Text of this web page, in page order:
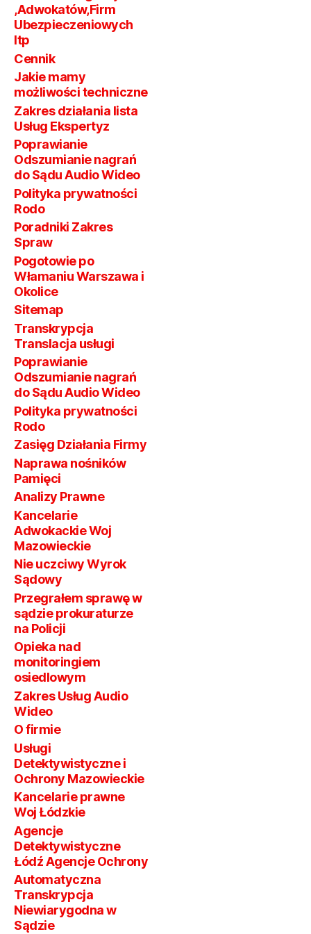
,Adwokatów,Firm
Ubezpieczeniowych
Itp
Cennik
Jakie mamy
możliwości techniczne
Zakres działania lista
Usług Ekspertyz
Poprawianie
Odszumianie nagrań
do Sądu Audio Wideo
Polityka prywatności
Rodo
Poradniki Zakres
Spraw
Pogotowie po
Włamaniu Warszawa i
Okolice
Sitemap
Transkrypcja
Translacja usługi
Poprawianie
Odszumianie nagrań
do Sądu Audio Wideo
Polityka prywatności
Rodo
Zasięg Działania Firmy
Naprawa nośników
Pamięci
Analizy Prawne
Kancelarie
Adwokackie Woj
Mazowieckie
Nie uczciwy Wyrok
Sądowy
Przegrałem sprawę w
sądzie prokuraturze
na Policji
Opieka nad
monitoringiem
osiedlowym
Zakres Usług Audio
Wideo
O firmie
Usługi
Detektywistyczne i
Ochrony Mazowieckie
Kancelarie prawne
Woj Łódzkie
Agencje
Detektywistyczne
Łódź Agencje Ochrony
Automatyczna
Transkrypcja
Niewiarygodna w
Sądzie